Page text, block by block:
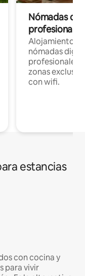
Nómadas
Alojamientos
nómadas
profesionales
zonas
con wifi.
estancias
con cocina y
para vivir